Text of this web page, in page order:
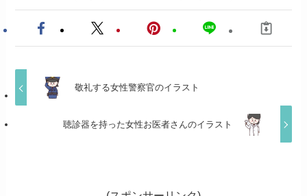
敬礼する女性警察官のイラスト
聴診器を持った女性お医者さんのイラスト